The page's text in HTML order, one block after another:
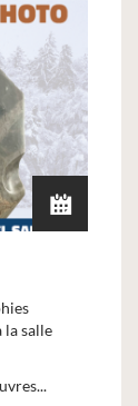
la salle